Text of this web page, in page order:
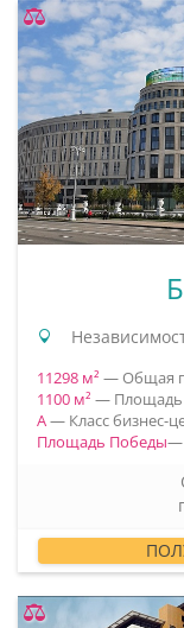
11298 м² — Общая
1100 м² — Площадь
A— Класс бизнес-
Площадь Победы—